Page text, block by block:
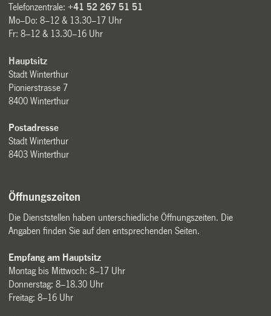
Telefonzentrale:+41 52 267 51 51
Mo–Do: 8–12 & 13.30–17 Uhr
Fr: 8–12 & 13.30–16 Uhr
Hauptsitz
Stadt Winterthur
Pionierstrasse 7
8400 Winterthur
Postadresse
Stadt Winterthur
8403 Winterthur
Öffnungszeiten
Die Dienststellen haben unterschiedliche Öffnungszeiten. Die
Angaben finden Sie auf den entsprechenden Seiten.
Empfang am Hauptsitz
Montag bis Mittwoch: 8–17 Uhr
Donnerstag: 8–18.30 Uhr
Freitag: 8–16 Uhr